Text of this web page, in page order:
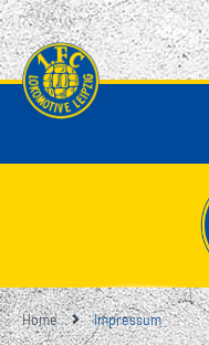
Home Impressum